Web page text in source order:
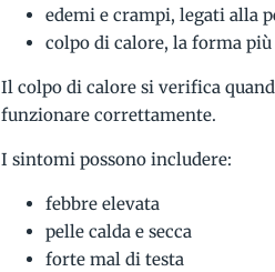
edemi e crampi, legati alla
colpo di calore, la forma più
Il colpo di calore si verifica
funzionare correttamente.
I sintomi possono includere:
febbre elevata
pelle calda e secca
forte mal di testa